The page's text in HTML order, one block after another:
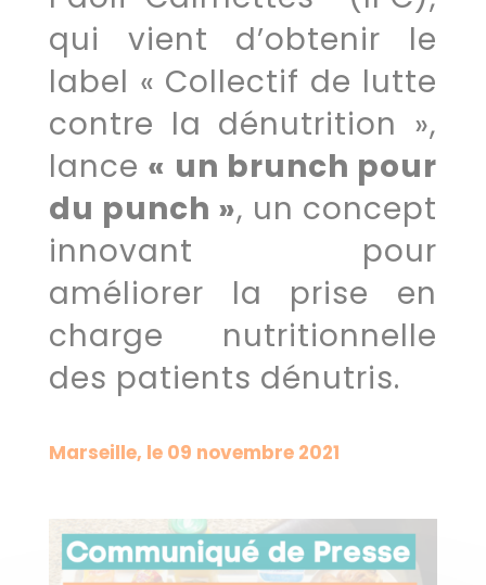
qui vient d’obtenir le
label « Collectif de lutte
contre la dénutrition »,
lance « un brunch pour
du punch », un concept
innovant pour
améliorer la prise en
charge nutritionnelle
des patients dénutris.
Marseille, le 09 novembre 2021